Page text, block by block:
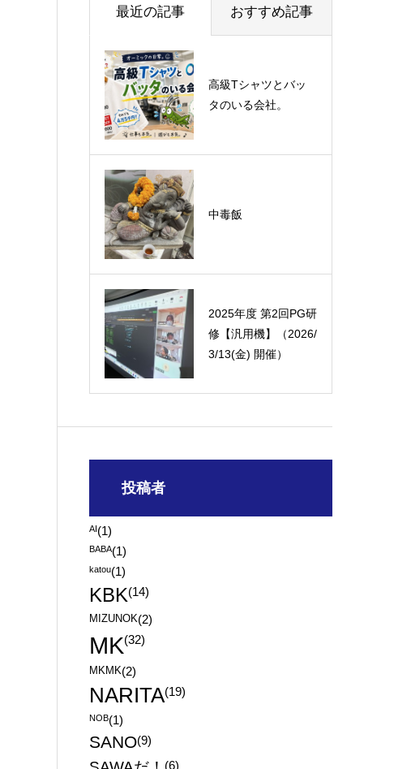
最近の記事 おすすめ記事
高級Tシャツとバッ
タのいる会社。
中毒飯
2025年度 第2回PG研
修【汎用機】（2026/
3/13(金) 開催）
く旅に行って来まし
た！（秋保温泉）
月入社式
投稿者
AI(1)
BABA(1)
katou(1)
KBK(14)
MIZUNOK(2)
MK(32)
MKMK(2)
NARITA(19)
NOB(1)
SANO(9)
(6)